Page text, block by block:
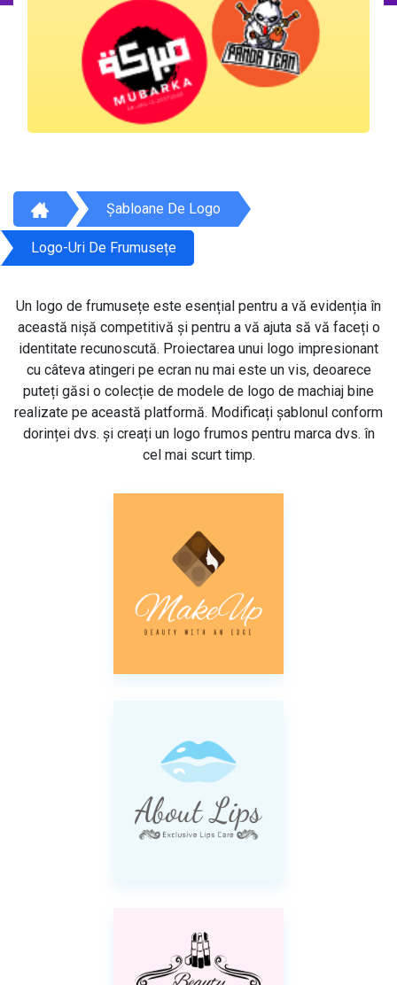
Șabloane De Logo
Logo-Uri De Frumusețe
Un logo de frumusețe este esențial pentru a vă evidenția în
această nișă competitivă și pentru a vă ajuta să vă faceți o
identitate recunoscută. Proiectarea unui logo impresionant
cu câteva atingeri pe ecran nu mai este un vis, deoarece
puteți găsi o colecție de modele de logo de machiaj bine
realizate pe această platformă. Modificați șablonul conform
dorinței dvs. și creați un logo frumos pentru marca dvs. în
cel mai scurt timp.